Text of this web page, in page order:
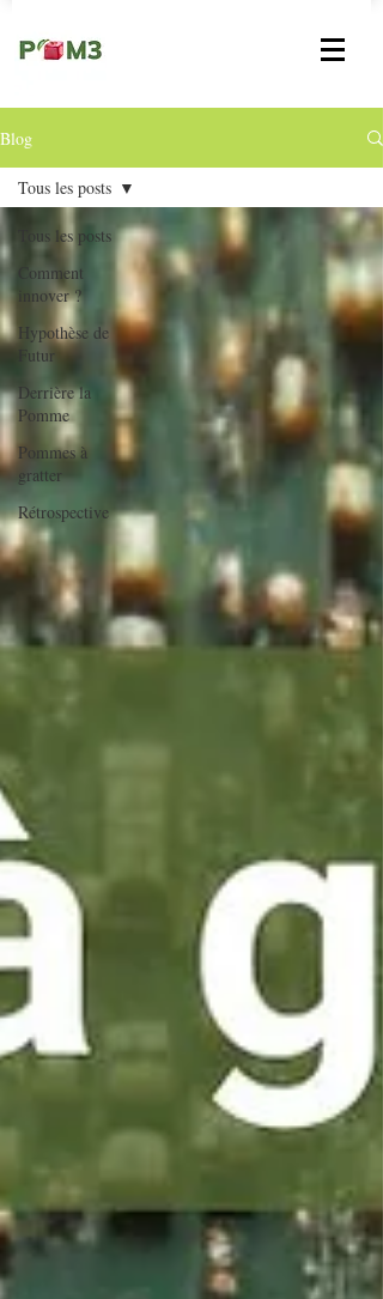
Blog
Tous les posts
Comment
innover ?
Hypothèse de
Futur
Derrière la
Pomme
Pommes à
gratter
Rétrospective
Tous les posts